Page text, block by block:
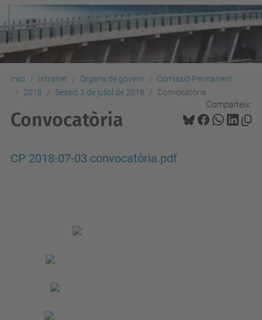
Inici Intranet Òrgans de govern
Comissió Permanent
2018
Sessió 3 de juliol de 2018 Convocatòria
Comparteix:
Convocatòria
CP 2018-07-03 convocatòria.pdf